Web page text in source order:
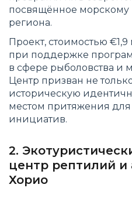
посвящённое морскому
региона.
Проект, стоимостью
при поддержке
в сфере рыболовства и
Центр призван не
историческую
местом притяжения для
инициатив.
2.
центр рептилий
Хорио